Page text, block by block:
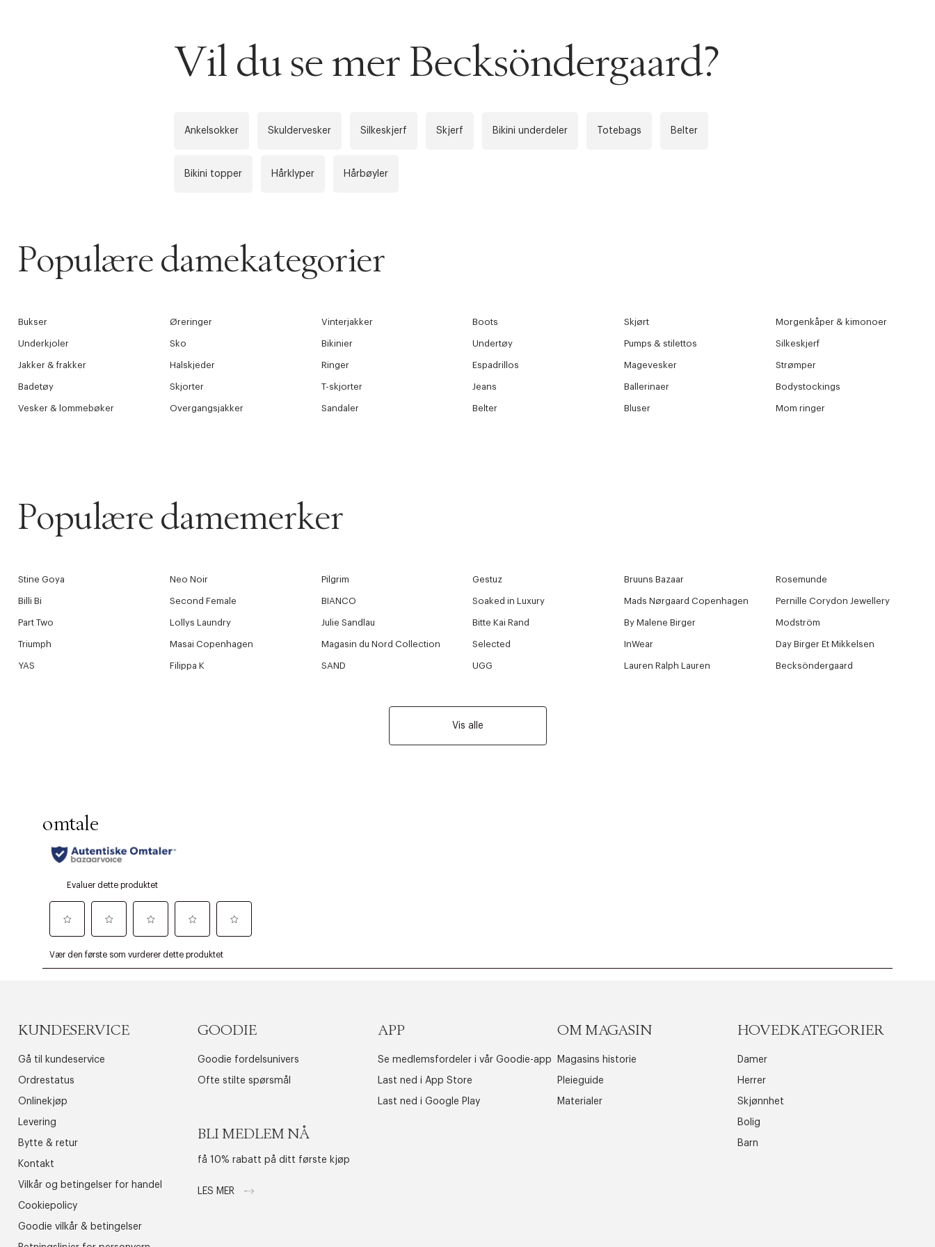
Vil du se mer Becksöndergaard?
Ankelsokker Skuldervesker Silkeskjerf Skjerf Bikini underdeler Totebags Belter
Bikini topper Hårklyper Hårbøyler
Populære damekategorier
Bukser Øreringer Vinterjakker Boots Skjørt Morgenkåper & kimonoer
Underkjoler Sko Bikinier Undertøy Pumps & stilettos Silkeskjerf
Jakker & frakker Halskjeder Ringer Espadrillos Magevesker Strømper
Badetøy Skjorter T-skjorter Jeans Ballerinaer Bodystockings
Vesker & lommebøker Overgangsjakker Sandaler Belter Bluser Mom ringer
Populære damemerker
Stine Goya Neo Noir Pilgrim Gestuz Bruuns Bazaar Rosemunde
Billi Bi Second Female BIANCO Soaked in Luxury Mads Nørgaard Copenhagen Pernille Corydon Jewellery
Part Two Lollys Laundry Julie Sandlau Bitte Kai Rand By Malene Birger Modström
Triumph Masai Copenhagen Magasin du Nord Collection Selected InWear Day Birger Et Mikkelsen
YAS Filippa K SAND UGG Lauren Ralph Lauren Becksöndergaard
Vis alle
Gratis frakt over 699 NOK for Goodie-medlemmer
KUNDESERVICE
Gå til kundeservice
Ordrestatus
Onlinekjøp
Levering
Bytte & retur
Kontakt
Vilkår og betingelser for handel
Cookiepolicy
Goodie vilkår & betingelser
GOODIE
Goodie fordelsunivers
Ofte stilte spørsmål
BLI MEDLEM NÅ
få 10% rabatt på ditt første kjøp
LES MER
APP
Se medlemsfordeler i vår Goodie-app
Last ned i App Store
Last ned i Google Play
OM MAGASIN
Magasins historie
Pleieguide
Materialer
HOVEDKATEGORIER
Damer
Herrer
Skjønnhet
Bolig
Barn
videoen.